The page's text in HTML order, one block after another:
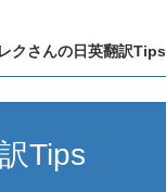
クさんの日英翻訳Tips
Tips